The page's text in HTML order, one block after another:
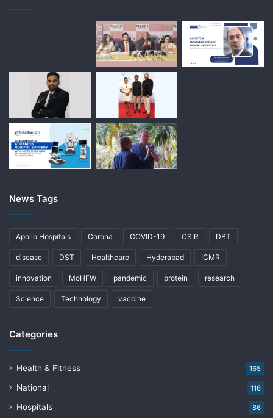
News Tags
Apollo Hospitals Corona COVID-19 CSIR DBT
disease DST Healthcare Hyderabad ICMR
innovation MoHFW pandemic protein research
Science Technology vaccine
Categories
Health & Fitness 165
National 116
Hospitals 86